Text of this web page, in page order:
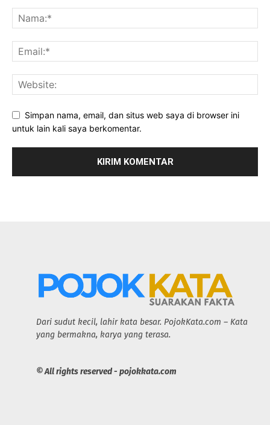
Simpan nama, email, dan situs web saya di browser ini
untuk lain kali saya berkomentar.
Dari sudut kecil, lahir kata besar. PojokKata.com – Kata
yang bermakna, karya yang terasa.
© All rights reserved - pojokkata.com